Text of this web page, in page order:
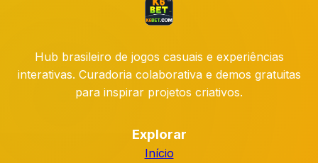
Hub brasileiro de jogos casuais e experiências
interativas. Curadoria colaborativa e demos gratuitas
para inspirar projetos criativos.
Explorar
Início